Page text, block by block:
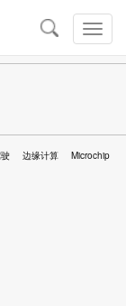
切
换
导
导
航
边缘计算 Microchip